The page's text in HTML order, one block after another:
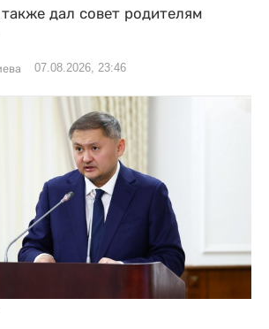
дал совет родителям
07.08.2026, 23:46